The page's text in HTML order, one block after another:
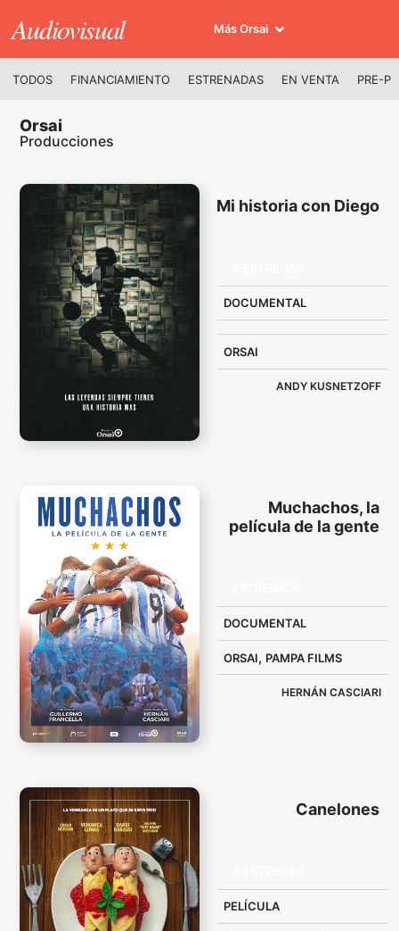
Audiovisual Más Orsai
TODOS FINANCIAMIENTO ESTRENADAS EN VENTA PRE-
Orsai
Producciones
Mi historia con Diego
DOCUMENTAL
ORSAI
ANDY KUSNETZOFF
Muchachos, la
película de la gente
DOCUMENTAL
ORSAI, PAMPA FILMS
HERNÁN CASCIARI
Canelones
PELÍCULA